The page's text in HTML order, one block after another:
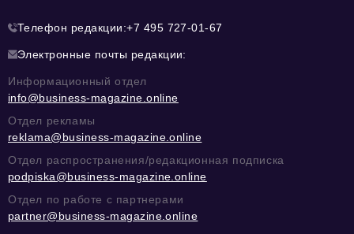
Телефон редакции:+7 495 727-01-67
Электронные почты редакции:
Информационный отдел
info@business-magazine.online
Отдел рекламы
reklama@business-magazine.online
Отдел распространения/редакционная подписка
podpiska@business-magazine.online
Отдел по работе с партнерами
partner@business-magazine.online